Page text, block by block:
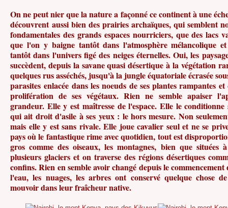
On ne peut nier que la nature a façonné ce continent à une
découvrent aussi bien des prairies archaïques, qui semblent
fondamentales des grands espaces nourriciers, que des lacs
que l'on y baigne tantôt dans l'atmosphère mélancolique
tantôt dans l'univers figé des neiges éternelles. Oui, les
succèdent, depuis la savane quasi désertique à la végétation
quelques rus asséchés, jusqu'à la jungle équatoriale écrasée
parasites enlacée dans les noeuds de ses plantes rampantes
prolifération de ses végétaux. Rien ne semble apaiser
grandeur. Elle y est maîtresse de l'espace. Elle le
qui ait droit d'asile à ses yeux : le hors mesure. Non
mais elle y est sans rivale. Elle joue cavalier seul et ne se
pays où le fantastique rime avec quotidien, tout est
gros comme des oiseaux, les montagnes, bien que situées
plusieurs glaciers et on traverse des régions désertiques
confins. Rien en semble avoir changé depuis le
l'eau, les nuages, les arbres ont conservé quelque chose
mouvoir dans leur fraîcheur native.